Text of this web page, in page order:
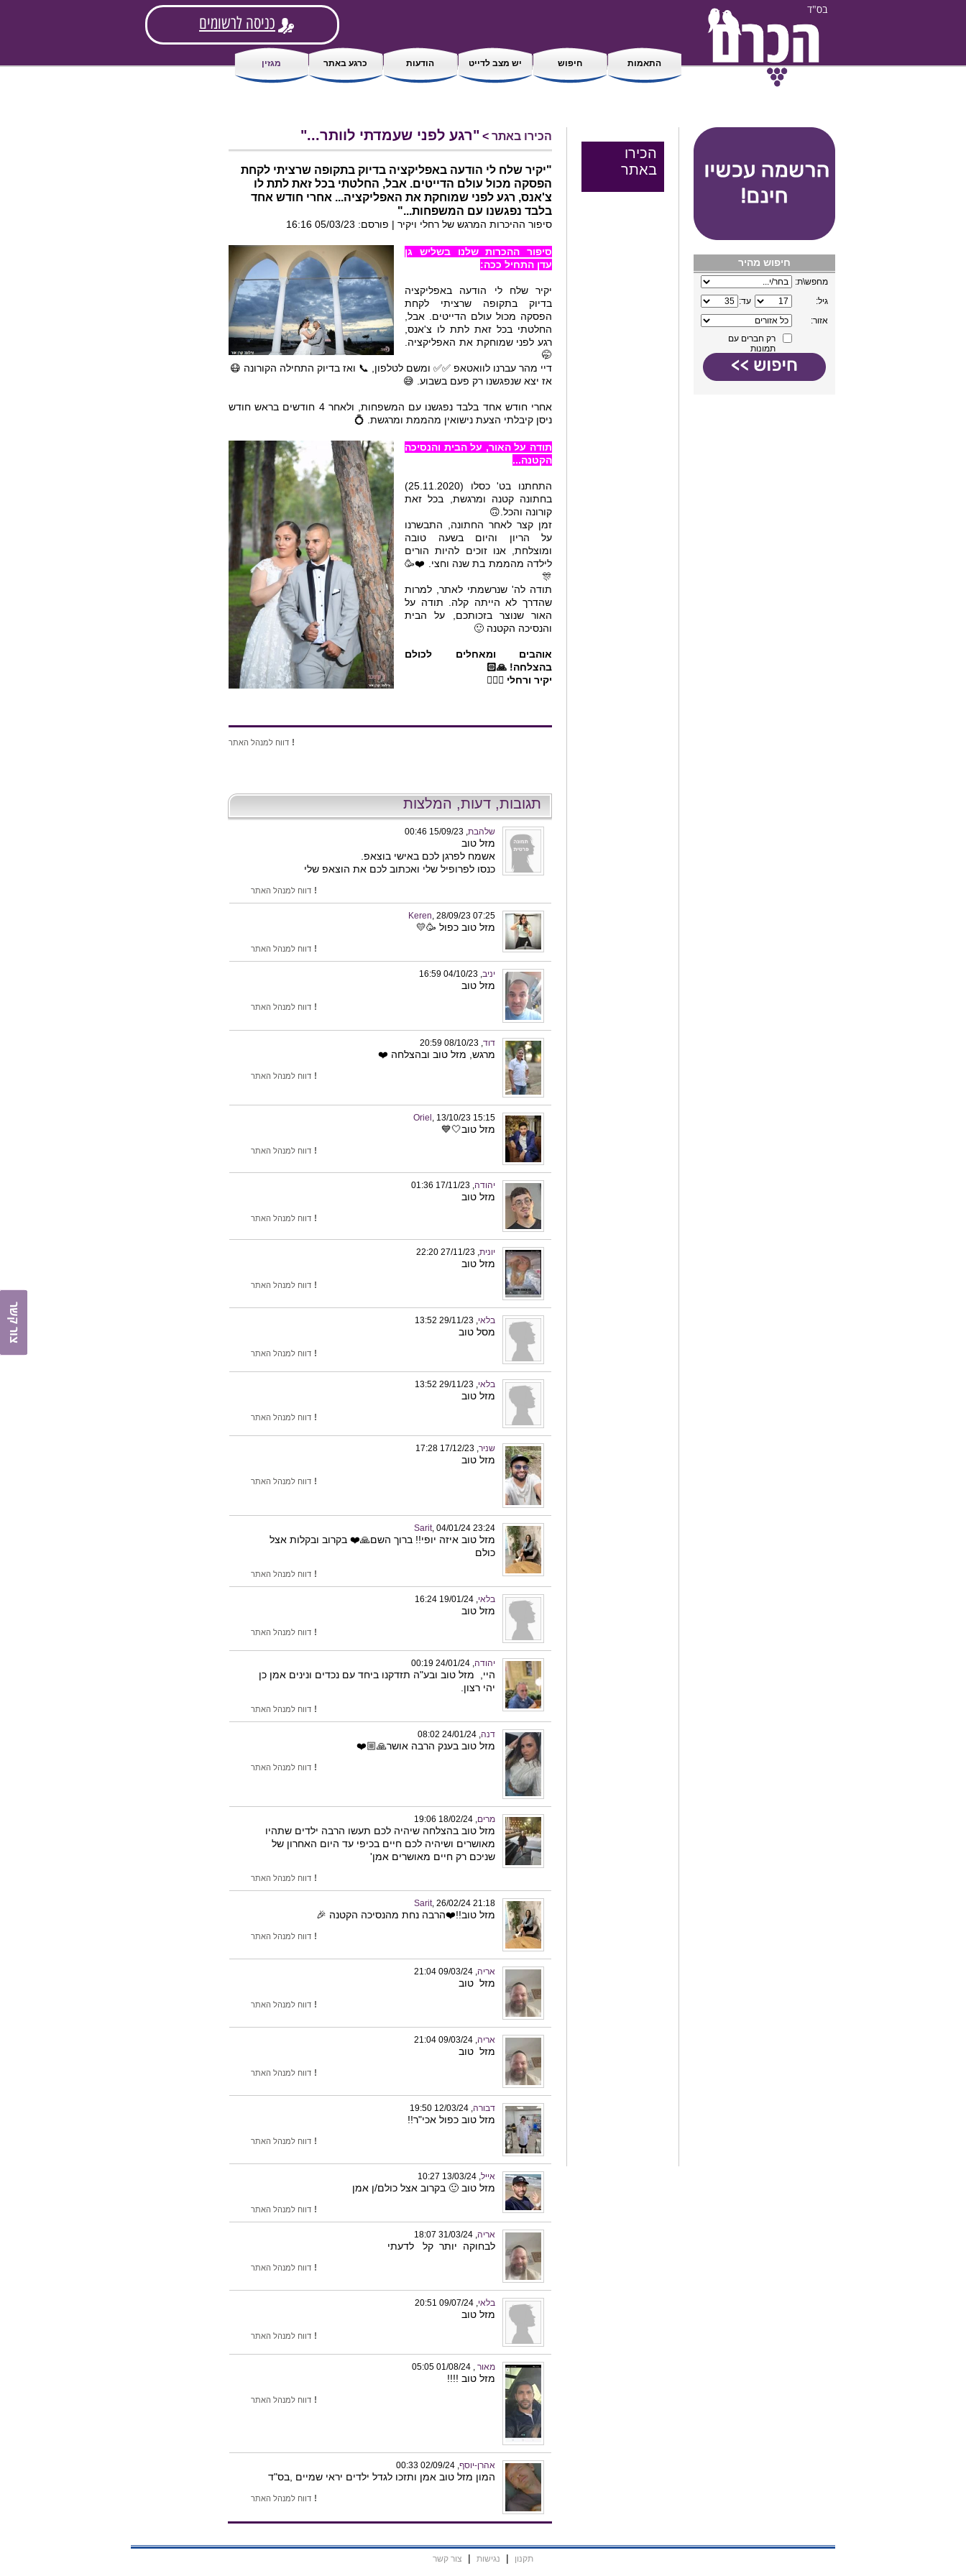
בס"ד
כניסה לרשומים
התאמות חיפוש יש מצב לדייט הודעות כרגע באתר מגזין
חיפוש מהיר
מחפש\ת:
גיל:
עד:
אזור:
רק חברים עם
תמונות
הכירו
באתר
הכירו באתר > "רגע לפני שעמדתי לוותר..."
"יקיר שלח לי הודעה באפליקציה בדיוק בתקופה שרציתי לקחת
הפסקה מכול עולם הדייטים. אבל, החלטתי בכל זאת לתת לו
צ'אנס, רגע לפני שמוחקת את האפליקציה... אחרי חודש אחד
בלבד נפגשנו עם המשפחות..."
סיפור ההיכרות המרגש של רחלי ויקיר | פורסם: 05/03/23 16:16
סיפור ההכרות שלנו בשליש גן
עדן התחיל ככה:
יקיר שלח לי הודעה באפליקציה
בדיוק בתקופה שרציתי לקחת
הפסקה מכול עולם הדייטים. אבל,
החלטתי בכל זאת לתת לו צ'אנס,
רגע לפני שמוחקת את האפליקציה.
🤭
דיי מהר עברנו לוואטאפ ✅✅ ומשם לטלפון, 📞 ואז בדיוק התחילה הקורונה 😷
אז יצא שנפגשנו רק פעם בשבוע. 😅
אחרי חודש אחד בלבד נפגשנו עם המשפחות, ולאחר 4 חודשים בראש חודש
ניסן קיבלתי הצעת נישואין מהממת ומרגשת. 💍
תודה על האור, על הבית והנסיכה
הקטנה...
התחתנו בט' כסלו (25.11.2020)
בחתונה קטנה ומרגשת, בכל זאת
קורונה והכל.🙃
זמן קצר לאחר החתונה, התבשרנו
על הריון והיום בשעה טובה
ומוצלחת, אנו זוכים להיות הורים
לילדה מהממת בת שנה וחצי. ❤️🥳
🎊
תודה לה' שנרשמתי לאתר, למרות
שהדרך לא הייתה קלה. תודה על
האור שנוצר בזכותכם, על הבית
והנסיכה הקטנה 🙂
אוהבים ומאחלים לכולם
בהצלחה! 🙏🏻
יקיר ורחלי 👩‍❤️‍👨
! דווח למנהל האתר
תגובות, דעות, המלצות
שלהבת, 15/09/23 00:46
מזל טוב
אשמח לפרגן לכם באישי בוצאפ.
כנסו לפרופיל שלי ואכתוב לכם את הוצאפ שלי
! דווח למנהל האתר
Keren, 28/09/23 07:25
מזל טוב כפול 🥳💛
! דווח למנהל האתר
יניב, 04/10/23 16:59
מזל טוב
! דווח למנהל האתר
דוד, 08/10/23 20:59
מרגש, מזל טוב ובהצלחה ❤️
! דווח למנהל האתר
Oriel , 13/10/23 15:15
מזל טוב🤍💙
! דווח למנהל האתר
יהודה, 17/11/23 01:36
מזל טוב
! דווח למנהל האתר
יונית, 27/11/23 22:20
מזל טוב
! דווח למנהל האתר
בלאי, 29/11/23 13:52
מסל טוב
! דווח למנהל האתר
בלאי, 29/11/23 13:52
מזל טוב
! דווח למנהל האתר
שניר, 17/12/23 17:28
מזל טוב
! דווח למנהל האתר
Sarit, 04/01/24 23:24
מזל טוב איזה יופי!! ברוך השם🙏❤️ בקרוב ובקלות אצל
כולם
! דווח למנהל האתר
בלאי, 19/01/24 16:24
מזל טוב
! דווח למנהל האתר
יהודה, 24/01/24 00:19
היי, מזל טוב ובע"ה תזדקנו ביחד עם נכדים ונינים אמן כן
יהי רצון.
! דווח למנהל האתר
דנה, 24/01/24 08:02
מזל טוב בענק הרבה אושר🙏🏼❤️
! דווח למנהל האתר
מרים, 18/02/24 19:06
מזל טוב בהצלחה שיהיה לכם תעשו הרבה ילדים שתהיו
מאושרים ושיהיה לכם חיים בכיפי עד היום האחרון של
שניכם רק חיים מאושרים אמן'
! דווח למנהל האתר
Sarit, 26/02/24 21:18
מזל טוב!!❤️הרבה נחת מהנסיכה הקטנה 🎉
! דווח למנהל האתר
אריה, 09/03/24 21:04
מזל טוב
! דווח למנהל האתר
אריה, 09/03/24 21:04
מזל טוב
! דווח למנהל האתר
דבורה, 12/03/24 19:50
מזל טוב כפול אכי"ר!!
! דווח למנהל האתר
אייל, 13/03/24 10:27
מזל טוב 🙂 בקרוב אצל כולם/ן אמן
! דווח למנהל האתר
אריה, 31/03/24 18:07
לבחוקה יותר קל לדעתי
! דווח למנהל האתר
בלאי, 09/07/24 20:51
מזל טוב
! דווח למנהל האתר
מאור , 01/08/24 05:05
מזל טוב !!!!
! דווח למנהל האתר
אהרן-יוסף, 02/09/24 00:33
המון מזל טוב אמן ותזכו לגדל ילדים יראי שמיים ,בס"ד
! דווח למנהל האתר
תקנון | נגישות | צור קשר
צור קשר